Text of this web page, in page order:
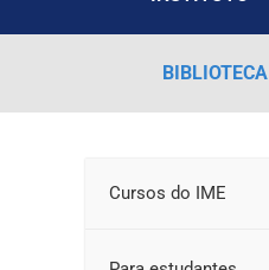
BIBLIOTECA
Cursos do IME